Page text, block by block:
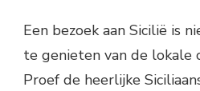
Een bezoek aan Sicilië is
te genieten van de lokale
Proef de heerlijke